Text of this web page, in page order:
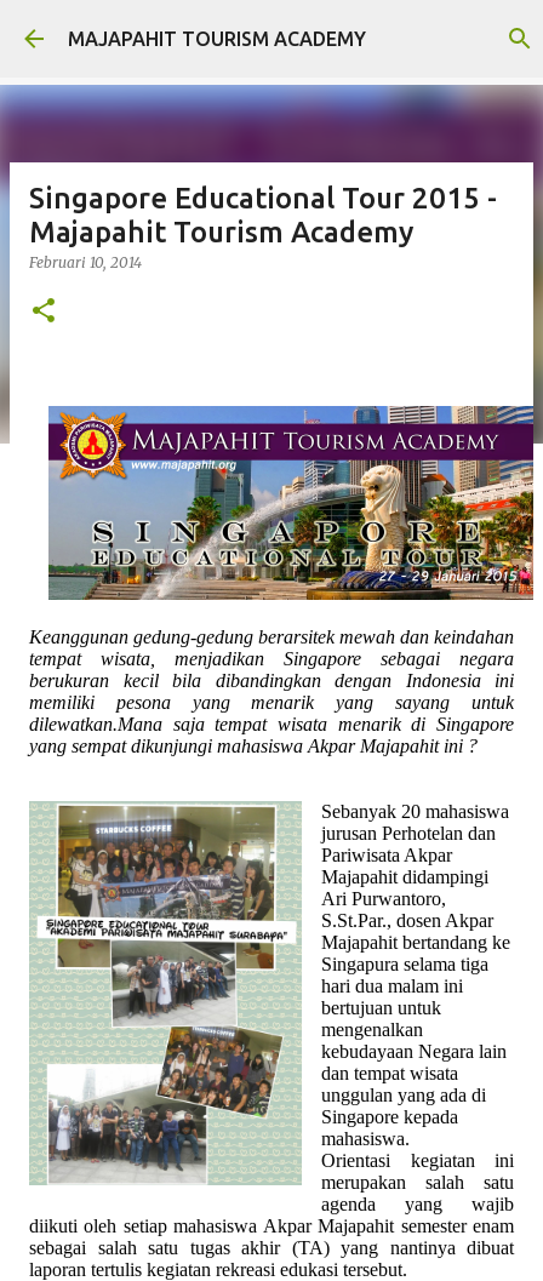
Langsung ke konten utama
MAJAPAHIT TOURISM ACADEMY
Singapore Educational Tour 2015 -
Majapahit Tourism Academy
Februari 10, 2014
Keanggunan gedung-gedung berarsitek mewah dan keindahan
tempat wisata, menjadikan Singapore sebagai negara
berukuran kecil bila dibandingkan dengan Indonesia ini
memiliki pesona yang menarik yang sayang untuk
dilewatkan.Mana saja tempat wisata menarik di Singapore
yang sempat dikunjungi mahasiswa Akpar Majapahit ini ?
Sebanyak 20 mahasiswa
jurusan Perhotelan dan
Pariwisata Akpar
Majapahit didampingi
Ari Purwantoro,
S.St.Par., dosen Akpar
Majapahit bertandang ke
Singapura selama tiga
hari dua malam ini
bertujuan untuk
mengenalkan
kebudayaan Negara lain
dan tempat wisata
unggulan yang ada di
Singapore kepada
mahasiswa.
Orientasi kegiatan ini
merupakan salah satu
agenda yang wajib
diikuti oleh setiap mahasiswa Akpar Majapahit semester enam
sebagai salah satu tugas akhir (TA) yang nantinya dibuat
laporan tertulis kegiatan rekreasi edukasi tersebut.